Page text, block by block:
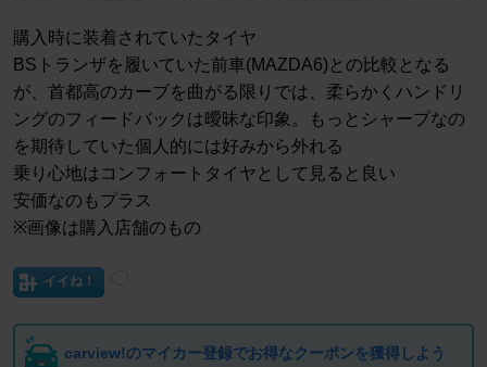
購入時に装着されていたタイヤ
BSトランザを履いていた前車(MAZDA6)との比較となる
が、首都高のカーブを曲がる限りでは、柔らかくハンドリ
ングのフィードバックは曖昧な印象。もっとシャープなの
を期待していた個人的には好みから外れる
乗り心地はコンフォートタイヤとして見ると良い
安価なのもプラス
※画像は購入店舗のもの
イイね！
carview!のマイカー登録でお得なクーポンを獲得しよう